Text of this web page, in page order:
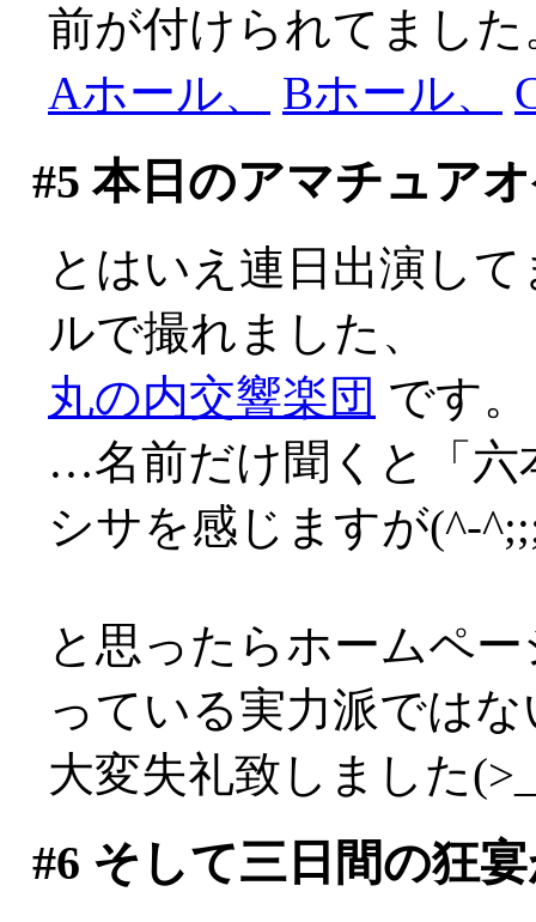
前が付けられてました
Aホール、
Bホール、
#5 本日のアマチュア
とはいえ連日出演し
ルで撮れました、
丸の内交響楽団 です。
…名前だけ聞くと「六
シサを感じますが(^-
と思ったらホームペ
っている実力派では
大変失礼致しました
#6 そして三日間の狂